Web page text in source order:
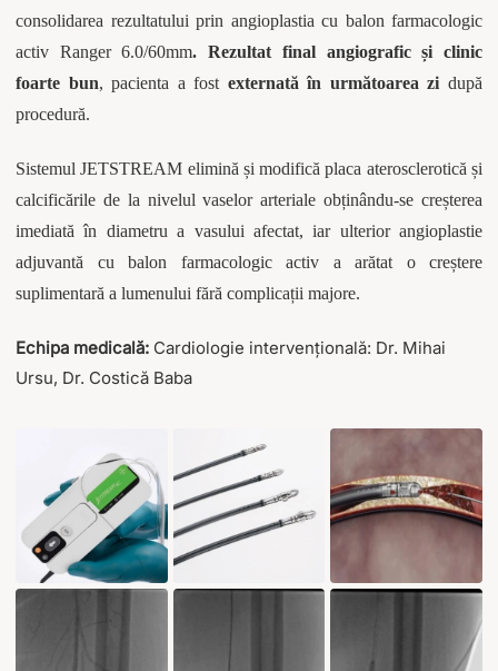
consolidarea rezultatului prin angioplastia cu balon farmacologic
activ Ranger 6.0/60mm. Rezultat final angiografic și clinic
foarte bun, pacienta a fost externată în următoarea zi după
procedură.
Sistemul JETSTREAM elimină și modifică placa aterosclerotică și
calcificările de la nivelul vaselor arteriale obținându-se creșterea
imediată în diametru a vasului afectat, iar ulterior angioplastie
adjuvantă cu balon farmacologic activ a arătat o creștere
suplimentară a lumenului fără complicații majore.
Echipa medicală: Cardiologie intervențională: Dr. Mihai
Ursu, Dr. Costică Baba